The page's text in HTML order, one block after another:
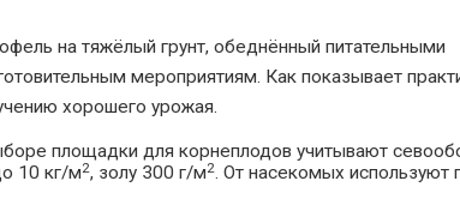
на тяжёлый грунт, обеднённый питательными
мероприятиям. Как показывает
хорошего урожая.
площадки для корнеплодов учитывают
10 кг/м2, золу 300 г/м2. От насекомых используют